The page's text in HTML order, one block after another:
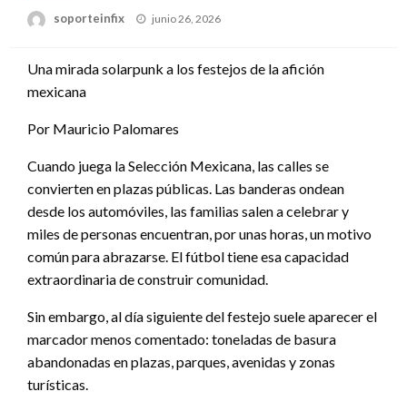
soporteinfix
Publicado
junio 26, 2026
Una mirada solarpunk a los festejos de la afición
mexicana
Por Mauricio Palomares
Cuando juega la Selección Mexicana, las calles se
convierten en plazas públicas. Las banderas ondean
desde los automóviles, las familias salen a celebrar y
miles de personas encuentran, por unas horas, un motivo
común para abrazarse. El fútbol tiene esa capacidad
extraordinaria de construir comunidad.
Sin embargo, al día siguiente del festejo suele aparecer el
marcador menos comentado: toneladas de basura
abandonadas en plazas, parques, avenidas y zonas
turísticas.